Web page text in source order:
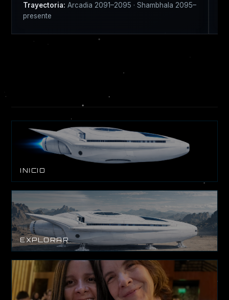
Trayectoria: Arcadia 2091–2095 · Shambhala 2095–
presente
INICIO
EXPLORAR